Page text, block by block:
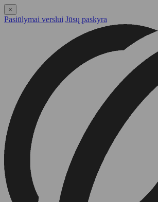
×
Pasiūlymai verslui Jūsų paskyra